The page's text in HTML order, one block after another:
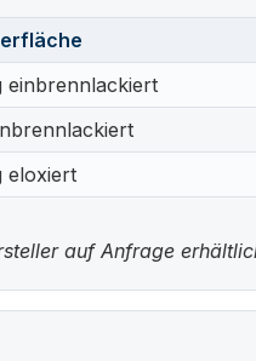
einbrennlackiert
eloxiert
auf Anfrage